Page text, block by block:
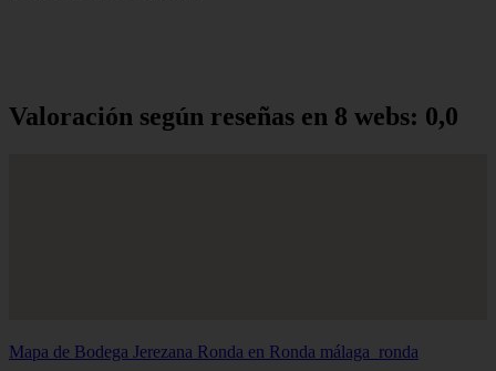
Valoración según reseñas en 8 webs: 0,0
Mapa de Bodega Jerezana Ronda en Ronda málaga_ronda